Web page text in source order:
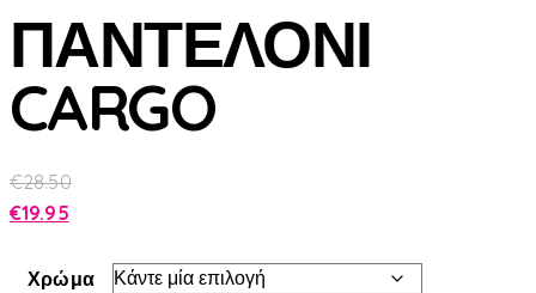
ΠΑΝΤΕΛΟΝΙ
CARGO
€28.50
€19.95
Χρώμα